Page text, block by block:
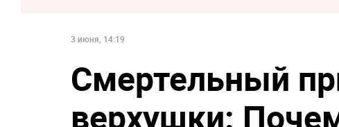
3 июня, 14:19
Смертельный
верхушки: